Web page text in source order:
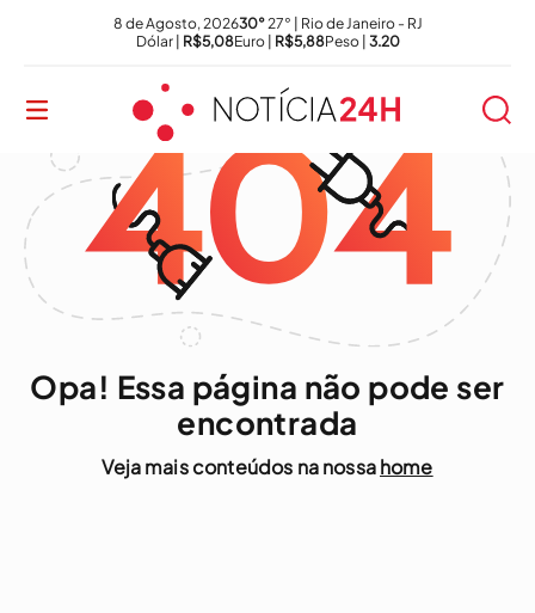
8 de Agosto, 202630°27° | Rio de Janeiro - RJ
Dólar | R$5,08Euro | R$5,88Peso | 3.20
Opa! Essa página não pode ser
encontrada
Veja mais conteúdos na nossahome